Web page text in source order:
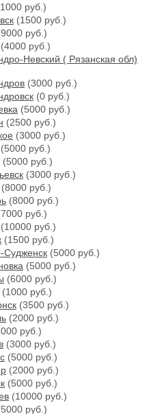
руб.)
(1500 руб.)
руб.)
(4000 руб.)
Невский ( Рязанская обл)
(3000 руб.)
(0 руб.)
(5000 руб.)
(2500 руб.)
(3000 руб.)
(5000 руб.)
(5000 руб.)
(3000 руб.)
(8000 руб.)
(8000 руб.)
руб.)
(10000 руб.)
(1500 руб.)
Судженск (5000 руб.)
(5000 руб.)
(6000 руб.)
(1000 руб.)
(3500 руб.)
(2000 руб.)
руб.)
(3000 руб.)
(5000 руб.)
(2000 руб.)
(5000 руб.)
(10000 руб.)
руб.)